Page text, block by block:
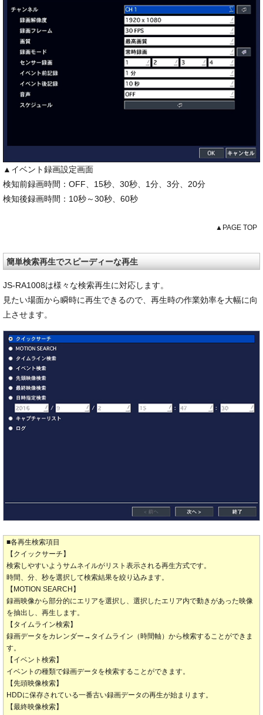
▲イベント録画設定画面
検知前録画時間：OFF、15秒、30秒、1分、3分、20分
検知後録画時間：10秒～30秒、60秒
▲PAGE TOP
簡単検索再生でスピーディーな再生
JS-RA1008は様々な検索再生に対応します。
見たい場面から瞬時に再生できるので、再生時の作業効率を大幅に向
上させます。
■各再生検索項目
【クイックサーチ】
検索しやすいようサムネイルがリスト表示される再生方式です。
時間、分、秒を選択して検索結果を絞り込みます。
【MOTION SEARCH】
録画映像から部分的にエリアを選択し、選択したエリア内で動きがあった映像
を抽出し、再生します。
【タイムライン検索】
録画データをカレンダー→タイムライン（時間軸）から検索することができま
す。
【イベント検索】
イベントの種類で録画データを検索することができます。
【先頭映像検索】
HDDに保存されている一番古い録画データの再生が始まります。
【最終映像検索】